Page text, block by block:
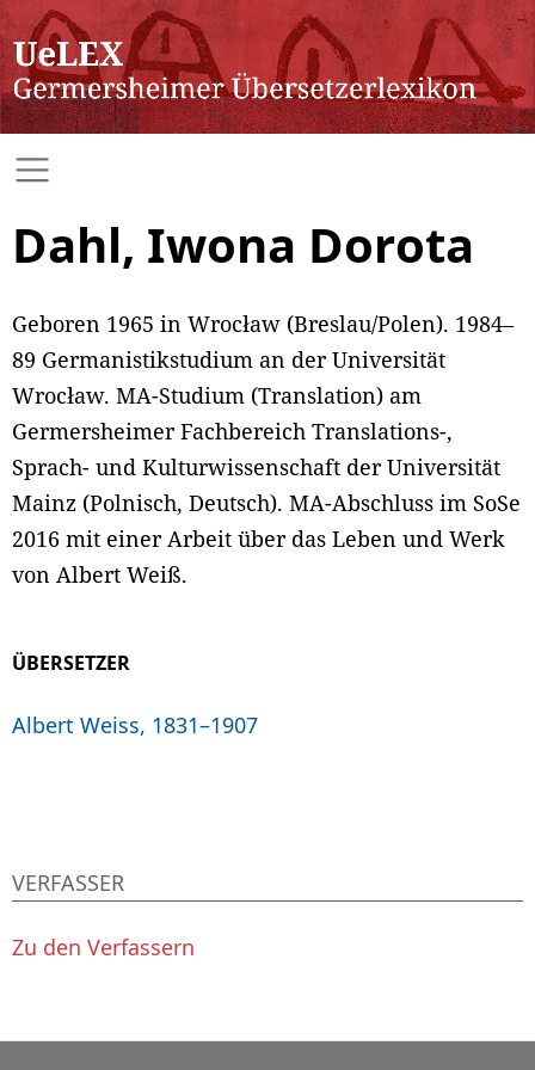
Dahl, Iwona Dorota
Geboren 1965 in Wrocław (Breslau/Polen). 1984–
89 Germanistikstudium an der Universität
Wrocław. MA-Studium (Translation) am
Germersheimer Fachbereich Translations-,
Sprach- und Kulturwissenschaft der Universität
Mainz (Polnisch, Deutsch). MA-Abschluss im SoSe
2016 mit einer Arbeit über das Leben und Werk
von Albert Weiß.
ÜBERSETZER
Albert Weiss, 1831–1907
VERFASSER
Zu den Verfassern